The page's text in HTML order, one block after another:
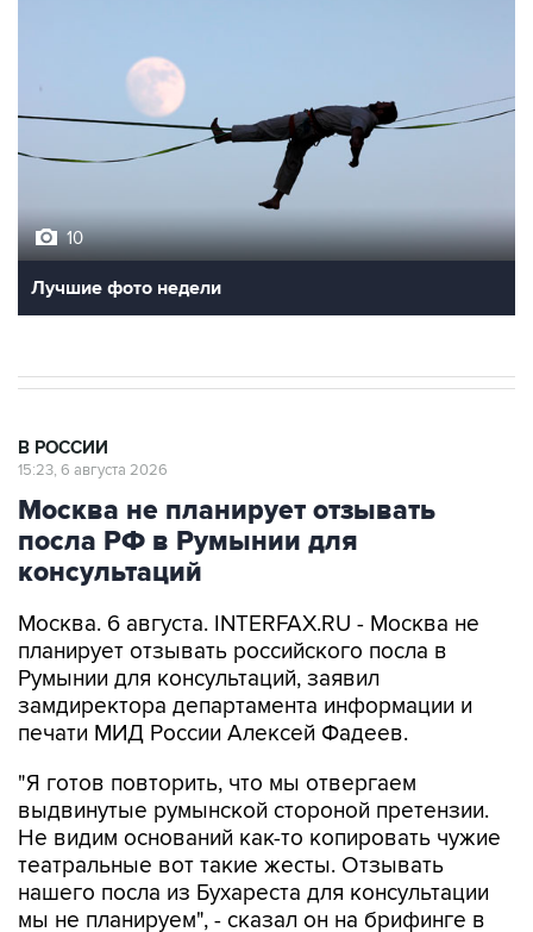
10
Лучшие фото недели
В РОССИИ
15:23, 6 августа 2026
Москва не планирует отзывать
посла РФ в Румынии для
консультаций
Москва. 6 августа. INTERFAX.RU - Москва не
планирует отзывать российского посла в
Румынии для консультаций, заявил
замдиректора департамента информации и
печати МИД России Алексей Фадеев.
"Я готов повторить, что мы отвергаем
выдвинутые румынской стороной претензии.
Не видим оснований как-то копировать чужие
театральные вот такие жесты. Отзывать
нашего посла из Бухареста для консультации
мы не планируем", - сказал он на брифинге в